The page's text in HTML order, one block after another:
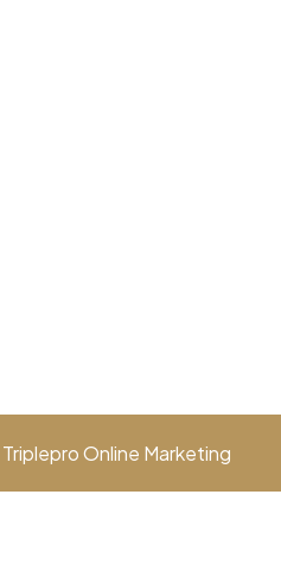
Triplepro Online Marketing